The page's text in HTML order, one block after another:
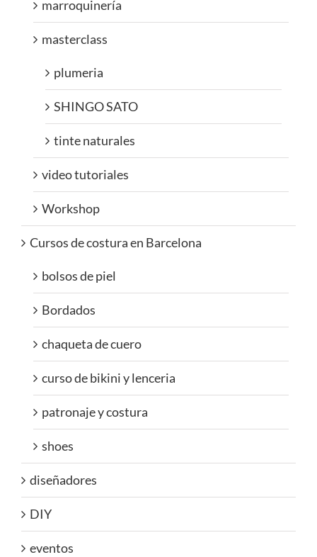
marroquinería
masterclass
plumeria
SHINGO SATO
tinte naturales
video tutoriales
Workshop
Cursos de costura en Barcelona
bolsos de piel
Bordados
chaqueta de cuero
curso de bikini y lenceria
patronaje y costura
shoes
diseñadores
DIY
eventos